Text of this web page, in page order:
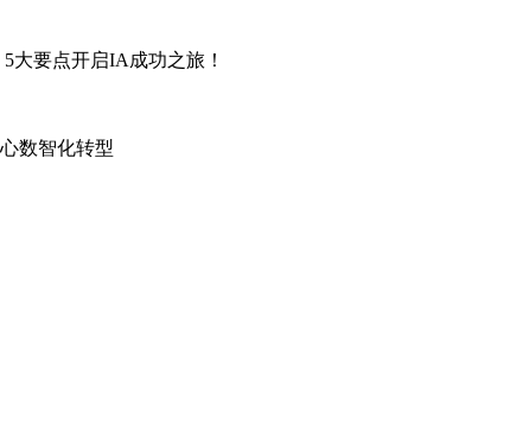
5大要点开启IA成功之旅！
数智化转型